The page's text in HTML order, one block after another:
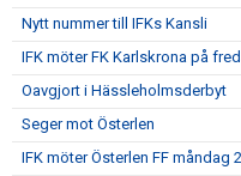
Nytt nummer till IFKs Kansli
IFK möter FK Karlskrona på
Oavgjort i Hässleholmsderbyt
Seger mot Österlen
IFK möter Österlen FF måndag